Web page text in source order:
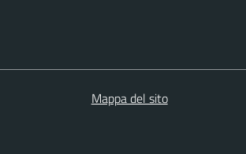
Mappa del sito